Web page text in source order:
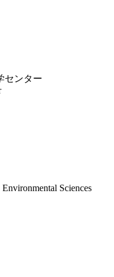
センター
Sciences